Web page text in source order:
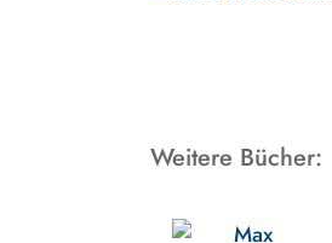
Weitere Bücher: